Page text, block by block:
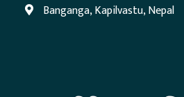
Banganga, Kapilvastu, Nepal